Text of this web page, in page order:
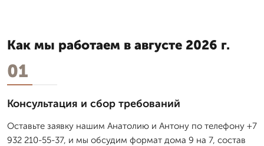
Как мы работаем в августе 2026 г.
01
Консультация и сбор требований
Оставьте заявку нашим Анатолию и Антону по телефону +7
932 210-55-37, и мы обсудим формат дома 9 на 7, состав